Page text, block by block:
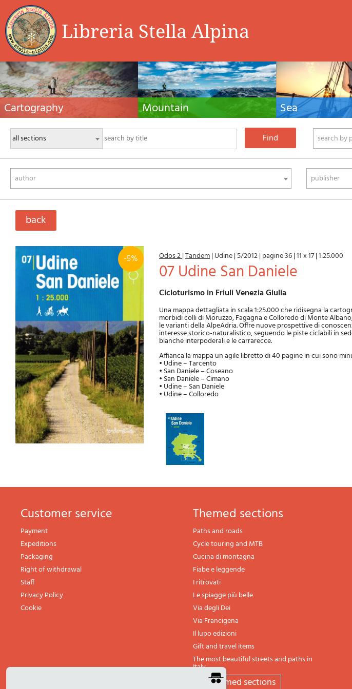
Libreria Stella Alpina
Cartography
Hiking maps, maps and atlases, cartography
around the world. Maps of the trails, cartography
for cyclotourism and mountain biking
Mountain
Alpine guides, hiking guides, technical manuals
for summer and winter mountaineering.
Mountain literature and filmography
Sea
Nautical manuals,
and literature for sailboat
search by
author publisher
back
-5% Odos 2|Tandem| Udine| 5/2012| pagine 36|11 x 17|1:25.000
07 Udine San Daniele
Cicloturismo in Friuli Venezia Giulia
Una mappa dettagliata in scala 1:25.000 che ridisegna la
morbidi colli di Moruzzo, Fagagna e Colloredo di Monte
le varianti della AlpeAdria. Offre nuove prospettive di
interesse storico-naturalistico, seguendo le piste ciclabili in
bianche interpoderali e le carrarecce.
Affianca la mappa un agile libretto di 40 pagine in cui sono
• Udine – Tarcento
• San Daniele – Coseano
• San Daniele – Cimano
• Udine – San Daniele
• Udine – Colloredo
Customer service
Payment
Expeditions
Packaging
Right of withdrawal
Staff
Privacy Policy
Cookie
themed sections
Paths and roads
Cycle touring and MTB
Cucina di montagna
Fiabe e leggende
I ritrovati
Le spiagge più belle
Via degli Dei
Via Francigena
Il lupo edizioni
Gift and travel items
The most beautiful streets and paths in
Italy
All themed sections